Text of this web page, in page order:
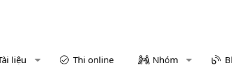
liệu Thi online Nhóm